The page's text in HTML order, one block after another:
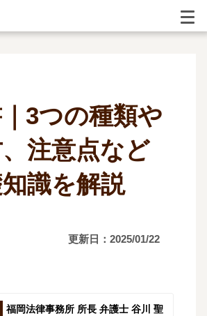
3つの種類や
注意点など
識を解説
更新日：2025/01/22
福岡法律事務所 所長 弁護士 谷川 聖